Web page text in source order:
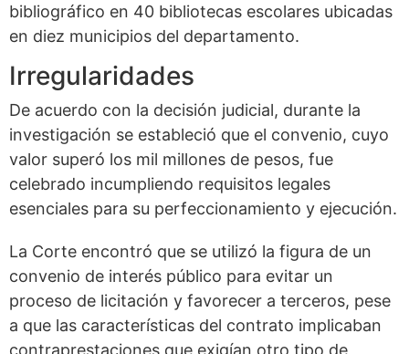
bibliográfico en 40 bibliotecas escolares ubicadas
en diez municipios del departamento.
Irregularidades
De acuerdo con la decisión judicial, durante la
investigación se estableció que el convenio, cuyo
valor superó los mil millones de pesos, fue
celebrado incumpliendo requisitos legales
esenciales para su perfeccionamiento y ejecución.
La Corte encontró que se utilizó la figura de un
convenio de interés público para evitar un
proceso de licitación y favorecer a terceros, pese
a que las características del contrato implicaban
contraprestaciones que exigían otro tipo de